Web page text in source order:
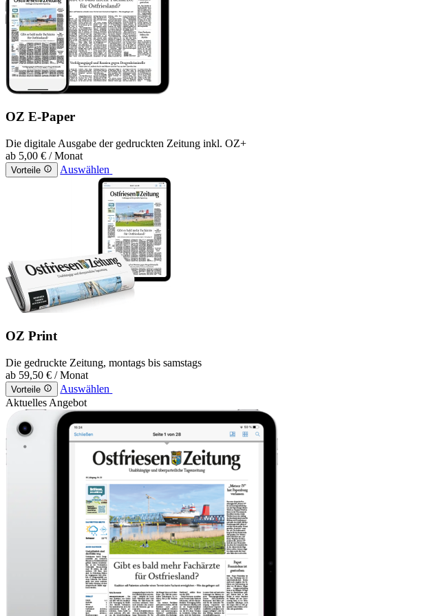
OZ E-Paper
Die digitale Ausgabe der gedruckten Zeitung inkl. OZ+
ab 5,00 € / Monat
Vorteile Auswählen
OZ Print
Die gedruckte Zeitung, montags bis samstags
ab 59,50 € / Monat
Vorteile
Auswählen
Aktuelles Angebot